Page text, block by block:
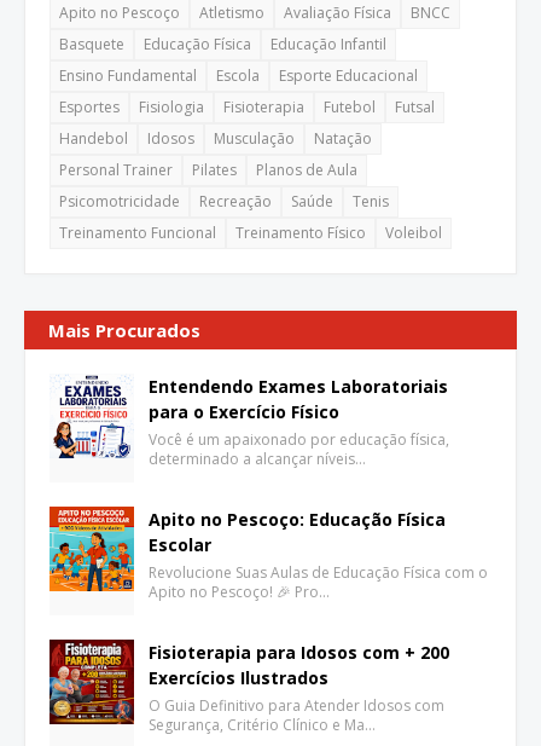
Apito no Pescoço Atletismo Avaliação Física
BNCC
Basquete
Educação Física
Educação Infantil
Ensino Fundamental
Escola
Esporte Educacional
Esportes
Fisiologia Fisioterapia Futebol
Futsal
Handebol
Idosos Musculação
Natação
Personal Trainer
Pilates
Planos de Aula
Psicomotricidade
Recreação Saúde
Tenis
Treinamento Funcional
Treinamento Físico Voleibol
Mais Procurados
Entendendo Exames Laboratoriais
para o Exercício Físico
Você é um apaixonado por educação física,
determinado a alcançar níveis…
Apito no Pescoço: Educação Física
Escolar
Revolucione Suas Aulas de Educação Física com o
Apito no Pescoço! 🎉 Pro…
Fisioterapia para Idosos com + 200
Exercícios Ilustrados
O Guia Definitivo para Atender Idosos com
Segurança, Critério Clínico e Ma…